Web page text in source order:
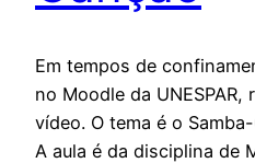
Em tempos de
no Moodle da UNESPAR,
vídeo. O tema é o
A aula é da disciplina de